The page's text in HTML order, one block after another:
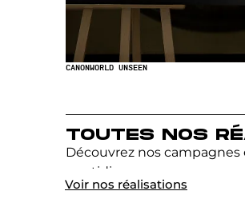
CANONWORLD UNSEEN
TOUTES NOS
Découvrez nos
quotidien
Voir nos réalisations